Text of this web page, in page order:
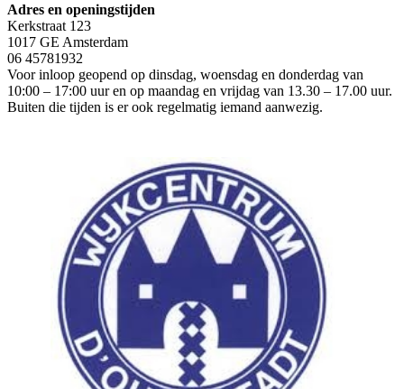
Adres en openingstijden
Kerkstraat 123
1017 GE Amsterdam
06 45781932
Voor inloop geopend op dinsdag, woensdag en donderdag van
10:00 – 17:00 uur en op maandag en vrijdag van 13.30 – 17.00 uur.
Buiten die tijden is er ook regelmatig iemand aanwezig.